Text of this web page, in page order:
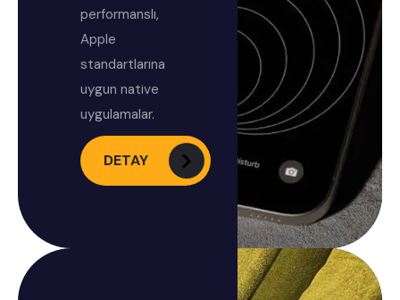
performanslı,
Apple
standartlarına
uygun native
uygulamalar.
DETAY